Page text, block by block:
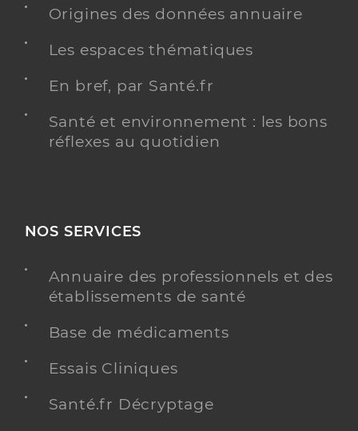
Origines des données annuaire
Les espaces thématiques
En bref, par Santé.fr
Santé et environnement : les bons
réflexes au quotidien
NOS SERVICES
Annuaire des professionnels et des
établissements de santé
Base de médicaments
Essais Cliniques
Santé.fr Décryptage